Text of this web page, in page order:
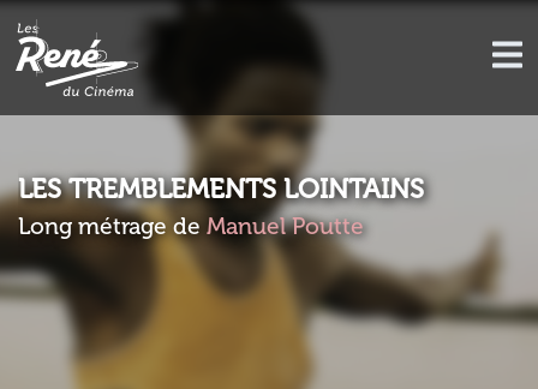
LES TREMBLEMENTS LOINTAINS
Long métrage de Manuel Poutte